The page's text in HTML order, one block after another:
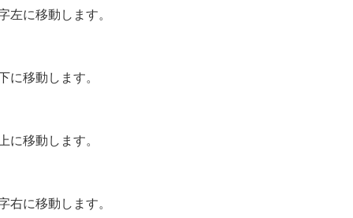
に移動します。
移動します。
移動します。
に移動します。